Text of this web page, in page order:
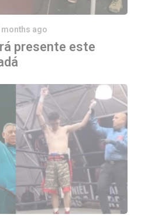
months ago
presente este